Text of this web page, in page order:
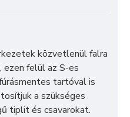
közvetlenül falra
ezen felül az S-es
tartóval is
a szükséges
tiplit és csavarokat.